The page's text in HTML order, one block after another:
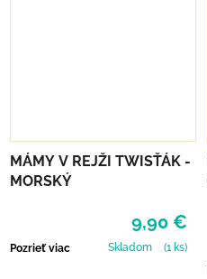
MÁMY V REJŽI TWISŤÁK -
MORSKÝ
9,90 €
Pozrieť viac Skladom (1 ks)